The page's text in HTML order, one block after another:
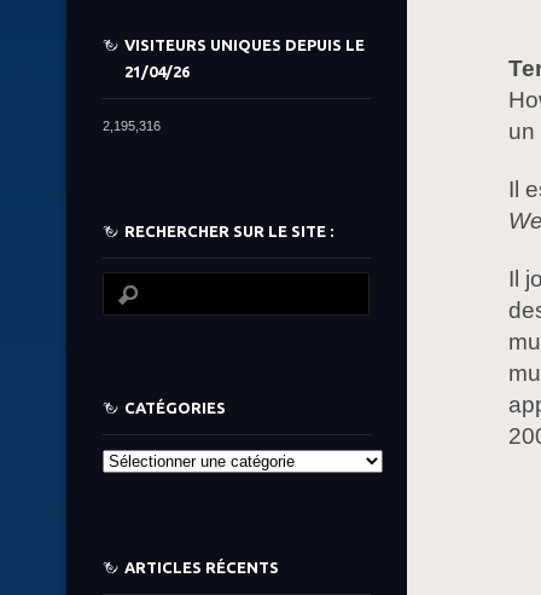
un
Il
Il
VISITEURS UNIQUES DEPUIS LE
21/04/26
2,195,316
RECHERCHER SUR LE SITE :
CATÉGORIES
Catégories
ARTICLES RÉCENTS